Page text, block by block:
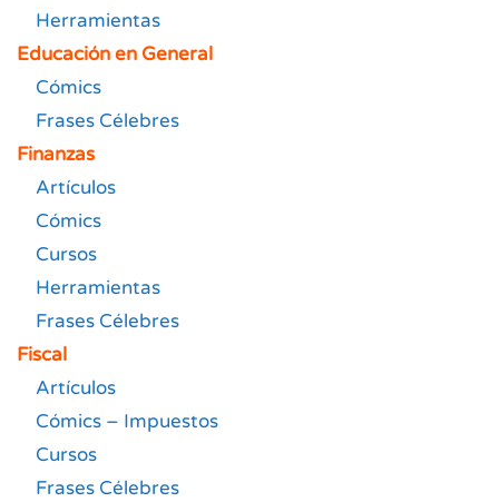
Herramientas
Educación en General
Cómics
Frases Célebres
Finanzas
Artículos
Cómics
Cursos
Herramientas
Frases Célebres
Fiscal
Artículos
Cómics – Impuestos
Cursos
Frases Célebres